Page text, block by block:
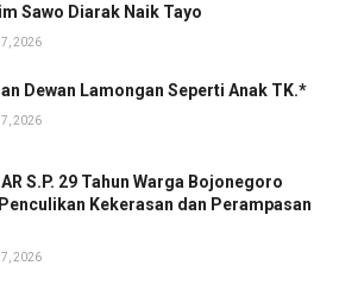
Sawo Diarak Naik Tayo
7, 2026
Dewan Lamongan Seperti Anak TK.*
7, 2026
S.P. 29 Tahun Warga Bojonegoro
Kekerasan dan Perampasan
7, 2026